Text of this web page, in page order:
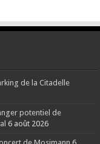
de la Citadelle
potentiel de
6 août 2026